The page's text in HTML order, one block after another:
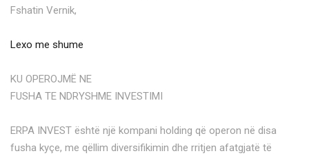
Fshatin Vernik,
Lexo me shume
KU OPEROJMË NE
FUSHA TE NDRYSHME INVESTIMI
ERPA INVEST është një kompani holding që operon në disa
fusha kyçe, me qëllim diversifikimin dhe rritjen afatgjatë të